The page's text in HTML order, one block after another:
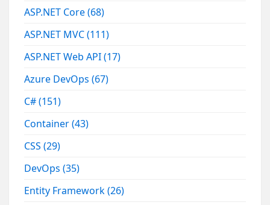
ASP.NET Core(68)
ASP.NET MVC(111)
ASP.NET Web API(17)
Azure DevOps(67)
C#(151)
Container(43)
CSS(29)
DevOps(35)
Entity Framework(26)